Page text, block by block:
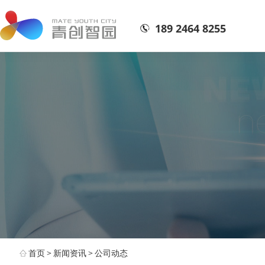
189 2464 8255
首页> 新闻资讯>公司动态